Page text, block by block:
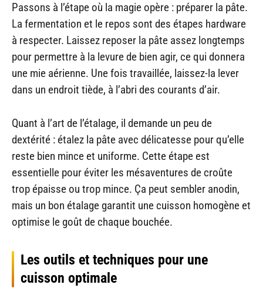
Passons à l’étape où la magie opère : préparer la pâte.
La fermentation et le repos sont des étapes hardware
à respecter. Laissez reposer la pâte assez longtemps
pour permettre à la levure de bien agir, ce qui donnera
une mie aérienne. Une fois travaillée, laissez-la lever
dans un endroit tiède, à l’abri des courants d’air.
Quant à l’art de l’étalage, il demande un peu de
dextérité : étalez la pâte avec délicatesse pour qu’elle
reste bien mince et uniforme. Cette étape est
essentielle pour éviter les mésaventures de croûte
trop épaisse ou trop mince. Ça peut sembler anodin,
mais un bon étalage garantit une cuisson homogène et
optimise le goût de chaque bouchée.
Les outils et techniques pour une
cuisson optimale